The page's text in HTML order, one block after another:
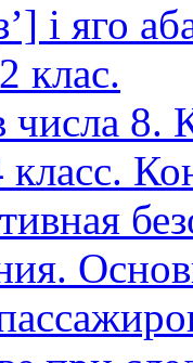
і яго
клас.
числа 8.